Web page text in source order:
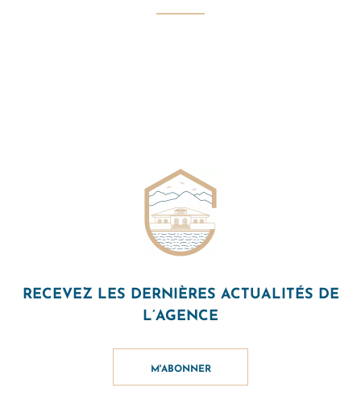
RECEVEZ LES DERNIÈRES ACTUALITÉS DE
L’AGENCE
M'ABONNER